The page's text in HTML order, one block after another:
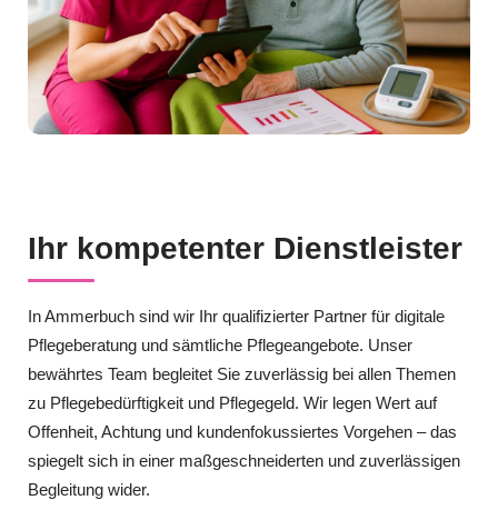
Ihr kompetenter Dienstleister
In Ammerbuch sind wir Ihr qualifizierter Partner für digitale
Pflegeberatung und sämtliche Pflegeangebote. Unser
bewährtes Team begleitet Sie zuverlässig bei allen Themen
zu Pflegebedürftigkeit und Pflegegeld. Wir legen Wert auf
Offenheit, Achtung und kundenfokussiertes Vorgehen – das
spiegelt sich in einer maßgeschneiderten und zuverlässigen
Begleitung wider.